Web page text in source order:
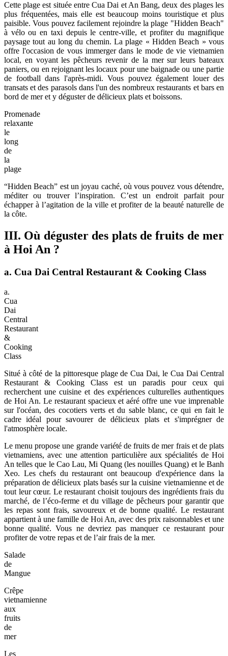
Cette plage est située entre Cua Dai et An Bang, deux des plages les
plus fréquentées, mais elle est beaucoup moins touristique et plus
paisible. Vous pouvez facilement rejoindre la plage "Hidden Beach"
à vélo ou en taxi depuis le centre-ville, et profiter du magnifique
paysage tout au long du chemin. La plage « Hidden Beach » vous
offre l'occasion de vous immerger dans le mode de vie vietnamien
local, en voyant les pêcheurs revenir de la mer sur leurs bateaux
paniers, ou en rejoignant les locaux pour une baignade ou une partie
de football dans l'après-midi. Vous pouvez également louer des
transats et des parasols dans l'un des nombreux restaurants et bars en
bord de mer et y déguster de délicieux plats et boissons.
Promenade
relaxante
le
long
de
la
plage
“Hidden Beach” est un joyau caché, où vous pouvez vous détendre,
méditer ou trouver l’inspiration. C’est un endroit parfait pour
échapper à l’agitation de la ville et profiter de la beauté naturelle de
la côte.
III. Où déguster des plats de fruits de mer
à Hoi An ?
a. Cua Dai Central Restaurant & Cooking Class
a.
Cua
Dai
Central
Restaurant
&
Cooking
Class
Situé à côté de la pittoresque plage de Cua Dai, le Cua Dai Central
Restaurant & Cooking Class est un paradis pour ceux qui
recherchent une cuisine et des expériences culturelles authentiques
de Hoi An. Le restaurant spacieux et aéré offre une vue imprenable
sur l'océan, des cocotiers verts et du sable blanc, ce qui en fait le
cadre idéal pour savourer de délicieux plats et s'imprégner de
l'atmosphère locale.
Le menu propose une grande variété de fruits de mer frais et de plats
vietnamiens, avec une attention particulière aux spécialités de Hoi
An telles que le Cao Lau, Mi Quang (les nouilles Quang) et le Banh
Xeo. Les chefs du restaurant ont beaucoup d'expérience dans la
préparation de délicieux plats basés sur la cuisine vietnamienne et de
tout leur cœur. Le restaurant choisit toujours des ingrédients frais du
marché, de l’éco-ferme et du village de pêcheurs pour garantir que
les repas sont frais, savoureux et de bonne qualité. Le restaurant
appartient à une famille de Hoi An, avec des prix raisonnables et une
bonne qualité. Vous ne devriez pas manquer ce restaurant pour
profiter de votre repas et de l’air frais de la mer.
Salade
de
Mangue
Crêpe
vietnamienne
aux
fruits
de
mer
Les